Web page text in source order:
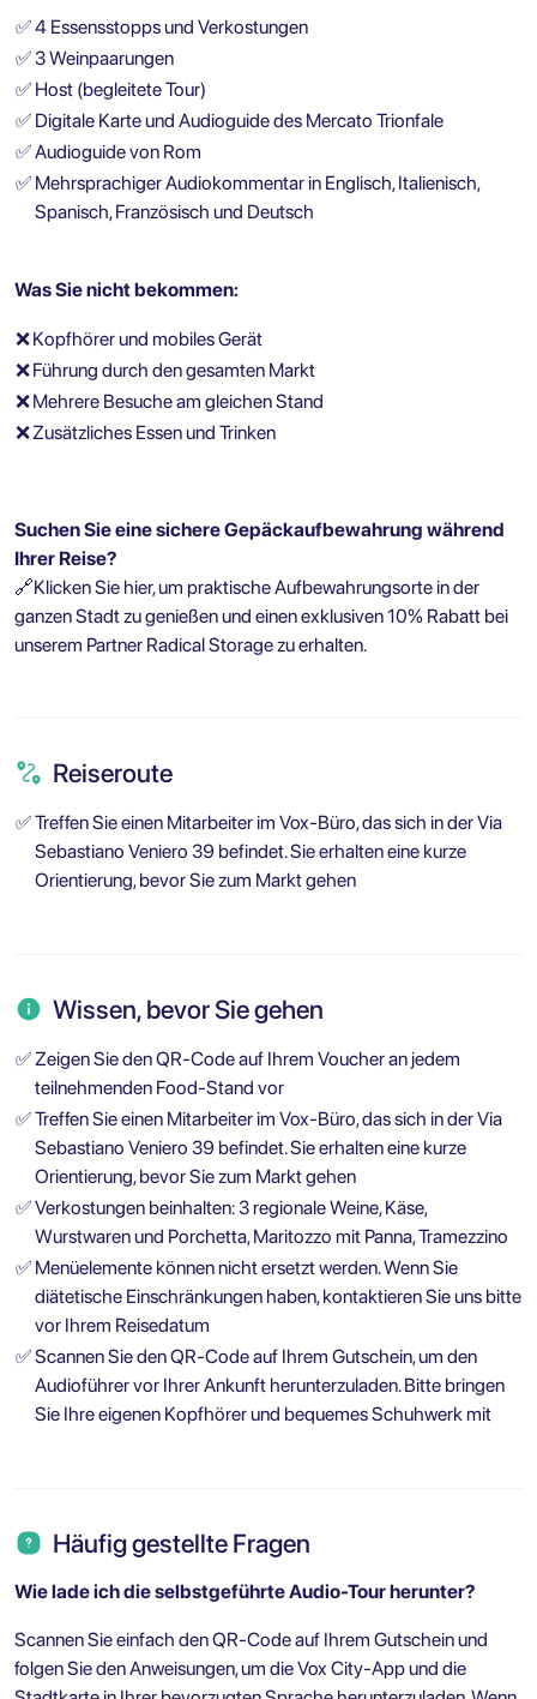
✅4 Essensstopps und Verkostungen
✅3 Weinpaarungen
✅ Host (begleitete Tour)
✅ Digitale Karte und Audioguide des Mercato Trionfale
✅Audioguide von Rom
✅ Mehrsprachiger Audiokommentar in Englisch, Italienisch,
Spanisch, Französisch und Deutsch
Was Sie nicht bekommen:
❌Kopfhörer und mobiles Gerät
❌Führung durch den gesamten Markt
❌Mehrere Besuche am gleichen Stand
❌Zusätzliches Essen und Trinken
Suchen Sie eine sichere Gepäckaufbewahrung während
Ihrer Reise?
🔗Klicken Sie hier, um praktische Aufbewahrungsorte in der
ganzen Stadt zu genießen und einen exklusiven 10% Rabatt bei
unserem Partner Radical Storage zu erhalten.
Reiseroute
✅Treffen Sie einen Mitarbeiter im Vox-Büro, das sich in der Via
Sebastiano Veniero 39 befindet. Sie erhalten eine kurze
Orientierung, bevor Sie zum Markt gehen
Wissen, bevor Sie gehen
✅ Zeigen Sie den QR-Code auf Ihrem Voucher an jedem
teilnehmenden Food-Stand vor
✅Treffen Sie einen Mitarbeiter im Vox-Büro, das sich in der Via
Sebastiano Veniero 39 befindet. Sie erhalten eine kurze
Orientierung, bevor Sie zum Markt gehen
✅Verkostungen beinhalten: 3 regionale Weine, Käse,
Wurstwaren und Porchetta, Maritozzo mit Panna, Tramezzino
✅ Menüelemente können nicht ersetzt werden. Wenn Sie
diätetische Einschränkungen haben, kontaktieren Sie uns bitte
vor Ihrem Reisedatum
✅Scannen Sie den QR-Code auf Ihrem Gutschein, um den
Audioführer vor Ihrer Ankunft herunterzuladen. Bitte bringen
Sie Ihre eigenen Kopfhörer und bequemes Schuhwerk mit
Häufig gestellte Fragen
Wie lade ich die selbstgeführte Audio-Tour herunter?
Scannen Sie einfach den QR-Code auf Ihrem Gutschein und
folgen Sie den Anweisungen, um die Vox City-App und die